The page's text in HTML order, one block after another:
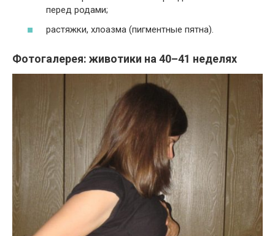
перед родами;
растяжки, хлоазма (пигментные пятна).
Фотогалерея: животики на 40–41 неделях